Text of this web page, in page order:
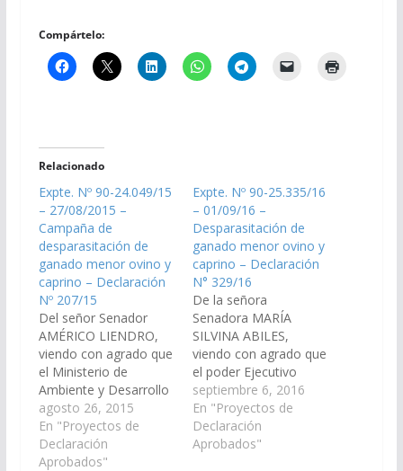
Compártelo:
Relacionado
Expte. Nº 90-24.049/15
– 27/08/2015 –
Campaña de
desparasitación de
ganado menor ovino y
caprino – Declaración
Nº 207/15
Del señor Senador
AMÉRICO LIENDRO,
viendo con agrado que
el Ministerio de
Ambiente y Desarrollo
Sustentable a través
de la Secretaria de
Asuntos Agrarios
instrumente en breve
agosto 26, 2015
En "Proyectos de
Declaración
Aprobados"
Expte. Nº 90-25.335/16
– 01/09/16 –
Desparasitación de
ganado menor ovino y
caprino – Declaración
N° 329/16
De la señora
Senadora MARÍA
SILVINA ABILES,
viendo con agrado que
el poder Ejecutivo
Provincial a través del
Ministerio de
Desarrollo Sustentable
instrumente en breve-
septiembre 6, 2016
En "Proyectos de
Declaración
Aprobados"